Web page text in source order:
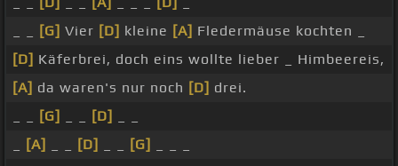
[G] Vier [D] kleine [A] Fledermäuse kochten _
[D] Käferbrei, doch eins wollte lieber _ Himbeereis,
[A] da waren's nur noch [D] drei.
[G] [D]
[A] [D] [G]